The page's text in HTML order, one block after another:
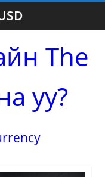
The
уу?